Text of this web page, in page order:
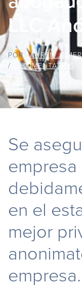
LLC
POR LAUREN
/
0 COMENTARIOS
Se
en el
mejor
empresa.